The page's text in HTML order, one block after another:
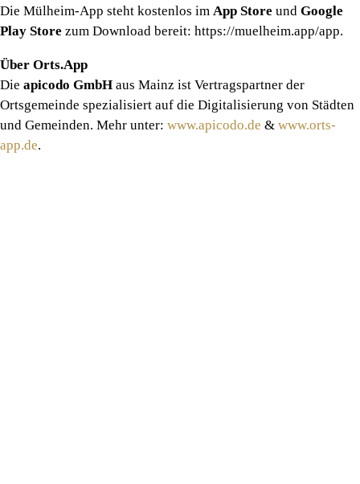
Die Mülheim-App steht kostenlos im App Store und Google
Play Store zum Download bereit: https://muelheim.app/app.
Über Orts.App
Die apicodo GmbH aus Mainz ist Vertragspartner der
Ortsgemeinde spezialisiert auf die Digitalisierung von Städten
und Gemeinden. Mehr unter: www.apicodo.de & www.orts-
app.de.